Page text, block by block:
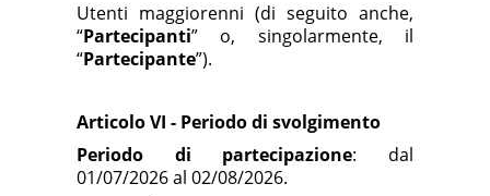
Utenti maggiorenni (di seguito anche,
“Partecipanti” o, singolarmente, il
“Partecipante”).
Articolo VI - Periodo di svolgimento
Periodo di partecipazione: dal
01/07/2026 al 02/08/2026.